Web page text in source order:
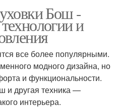
Бош -
и
все более популярными.
модного дизайна, но
и функциональности.
и другая техника —
интерьера.